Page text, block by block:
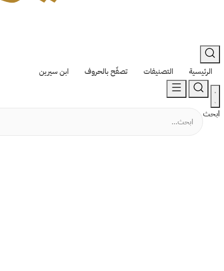
الرئيسية التصنيفات تصفّح بالحروف ابن سيرين
ابحث